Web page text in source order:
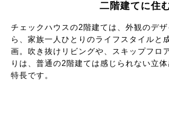
二階建てに住
チェックハウスの2階建ては、外観のデ
ら、家族一人ひとりのライフスタイルと
画。吹き抜けリビングや、スキップフロ
りは、普通の2階建ては感じられない立
特長です。